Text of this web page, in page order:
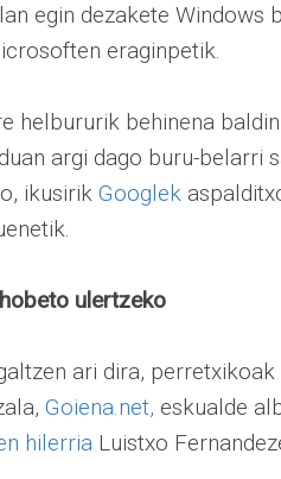
egin dezakete Windows
eraginpetik.
helbururik behinena
argi dago buru-
ikusirik Googlek
ulertzeko
ari dira, perretxikoak
Goiena.net, eskualde
hilerria Luistxo